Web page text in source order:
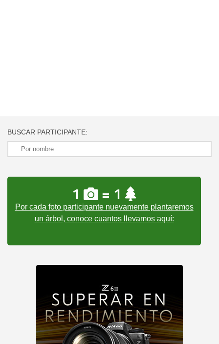
BUSCAR PARTICIPANTE:
1 = 1
Por cada foto participante nuevamente plantaremos
un árbol, conoce cuantos llevamos aquí: